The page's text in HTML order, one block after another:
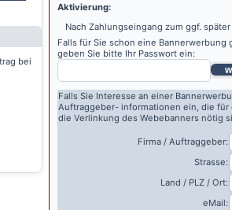
bei
Aktivierung:
Nach Zahlungseingang zum ggf.
Falls für Sie schon eine Bannerwerbung
geben Sie bitte Ihr Passwort ein:
Falls Sie Interesse an einer
Auftraggeber- informationen ein, die
die Verlinkung des Webebanners nötig
Firma / Auftraggeber:
Strasse:
Land / PLZ / Ort:
eMail: